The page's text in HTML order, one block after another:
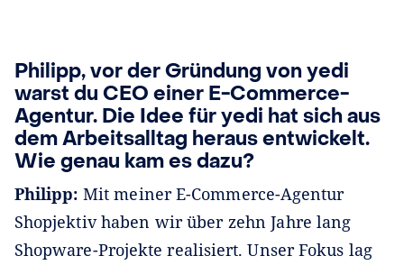
Philipp, vor der Gründung von yedi
warst du CEO einer E-Commerce-
Agentur. Die Idee für yedi hat sich aus
dem Arbeitsalltag heraus entwickelt.
Wie genau kam es dazu?
Philipp: Mit meiner E-Commerce-Agentur
Shopjektiv haben wir über zehn Jahre lang
Shopware-Projekte realisiert. Unser Fokus lag